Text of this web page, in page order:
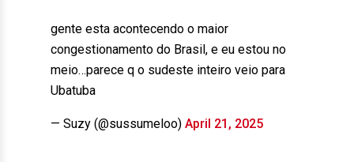
gente esta acontecendo o maior
congestionamento do Brasil, e eu estou no
meio…parece q o sudeste inteiro veio para
Ubatuba
— Suzy (@sussumeloo) April 21, 2025